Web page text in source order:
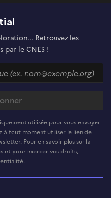
Retrouvez les
par le CNES !
utilisée pour vous envoyer
à tout moment utiliser le lien de
Pour en savoir plus sur la
et pour exercer vos droits,